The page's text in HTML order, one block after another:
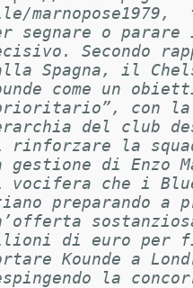
marnopose1979,
segnare o
Secondo
Spagna, il
come un
con la
del club
rinforzare la
gestione di Enzo
vocifera che i
preparando a
di euro per
Kounde a
la